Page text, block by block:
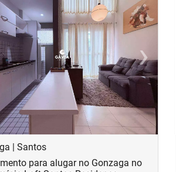
›Next
| Santos
para alugar no Gonzaga no